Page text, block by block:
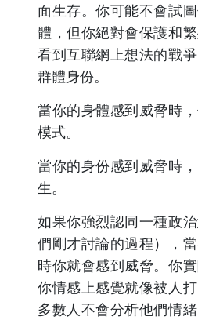
面生存。你可能不會試
體，但你絕對會保護和
看到互聯網上想法的戰
群體身份。
當你的身體感到威脅時
模式。
當你的身份感到威脅時
生。
如果你強烈認同一種政
們剛才討論的過程），
時你就會感到威脅。你實
你情感上感覺就像被人
多數人不會分析他們情